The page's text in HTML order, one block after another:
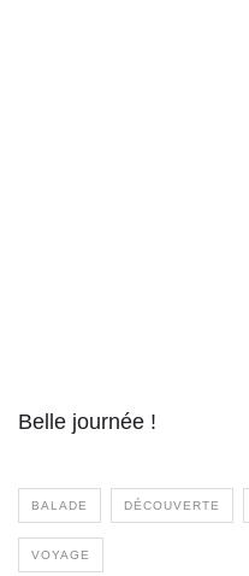
Belle journée !
BALADE DÉCOUVERTE
VOYAGE